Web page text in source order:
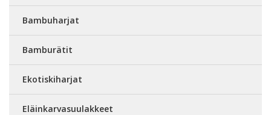
Bambuharjat
Bamburätit
Ekotiskiharjat
Eläinkarvasuulakkeet